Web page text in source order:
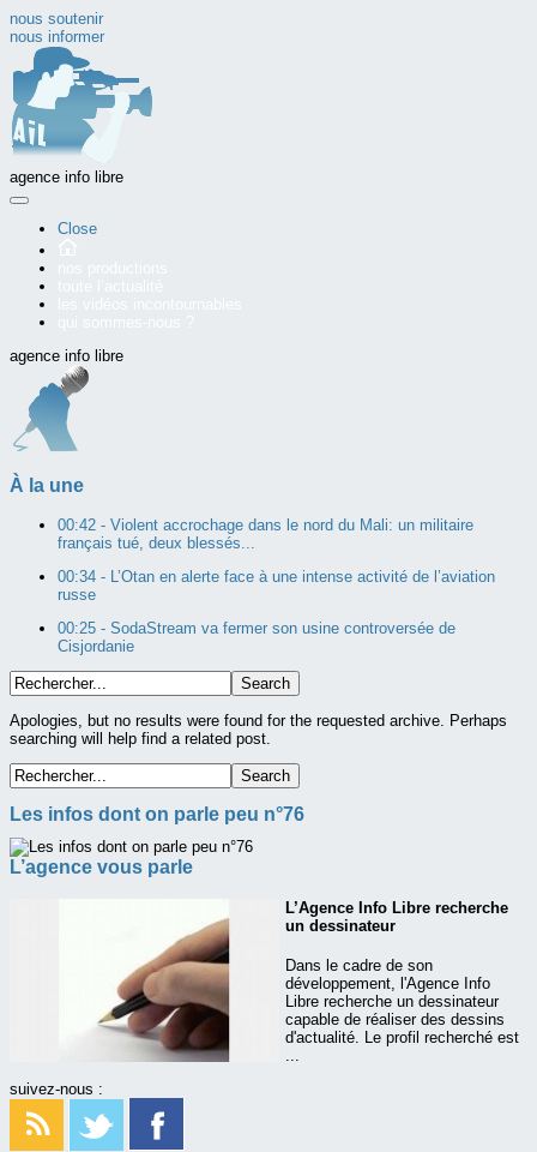
nous soutenir
nous informer
agence info libre
Close
agence info libre
À la une
00:42 - Violent accrochage dans le nord du Mali: un militaire
français tué, deux blessés...
00:34 - L’Otan en alerte face à une intense activité de l’aviation
russe
00:25 - SodaStream va fermer son usine controversée de
Cisjordanie
Apologies, but no results were found for the requested archive. Perhaps
searching will help find a related post.
Les infos dont on parle peu n°76
L’agence vous parle
L’Agence Info Libre recherche
un dessinateur
Dans le cadre de son
développement, l'Agence Info
Libre recherche un dessinateur
capable de réaliser des dessins
d'actualité. Le profil recherché est
suivez-nous :